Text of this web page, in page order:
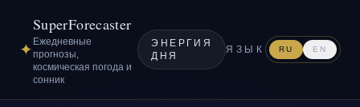
✦
SuperForecaster
Ежедневные
прогнозы,
космическая погода и
сонник
ЭНЕРГИЯ
ДНЯ
ЯЗЫК RU EN